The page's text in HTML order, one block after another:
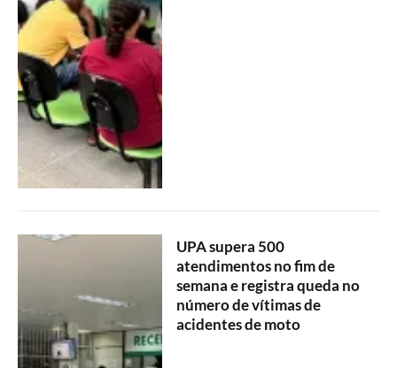
UPA supera 500
atendimentos no fim de
semana e registra queda no
número de vítimas de
acidentes de moto